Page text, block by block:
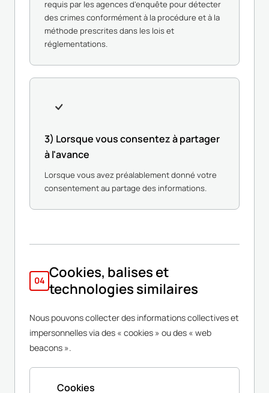
requis par les agences d'enquête pour détecter
des crimes conformément à la procédure et à la
méthode prescrites dans les lois et
réglementations.
3) Lorsque vous consentez à partager
à l'avance
Lorsque vous avez préalablement donné votre
consentement au partage des informations.
04 Cookies, balises et
technologies similaires
Nous pouvons collecter des informations collectives et
impersonnelles via des « cookies » ou des « web
beacons ».
Cookies